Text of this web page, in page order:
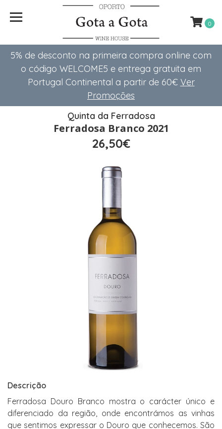
5% de desconto na primeira compra online com
o código WELCOME5 e entrega gratuita em
Portugal Continental a partir de 60€ Ver
Promoções
0
Quinta da Ferradosa
Ferradosa Branco 2021
26,50€
Descrição
Ferradosa Douro Branco mostra o carácter único e
diferenciado da região, onde encontrámos as vinhas
que sentimos expressar o Douro que conhecemos. São